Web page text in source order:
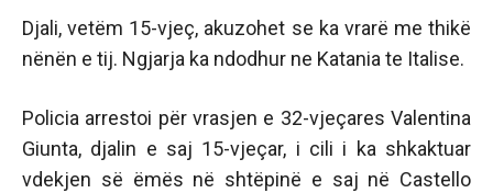
Djali, vetëm 15-vjeç, akuzohet se ka vrarë me thikë
nënën e tij. Ngjarja ka ndodhur ne Katania te Italise.
Policia arrestoi për vrasjen e 32-vjeçares Valentina
Giunta, djalin e saj 15-vjeçar, i cili i ka shkaktuar
vdekjen së ëmës në shtëpinë e saj në Castello